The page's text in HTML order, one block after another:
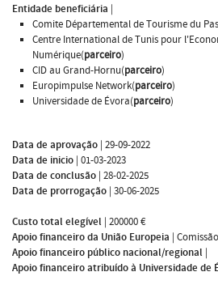
Entidade beneficiária |
Comite Départemental de Tourisme du
Centre International de Tunis pour
Numérique(parceiro)
CID au Grand-Hornu(parceiro)
Europimpulse Network(parceiro)
Universidade de Évora(parceiro)
Data de aprovação | 29-09-2022
Data de inicio | 01-03-2023
Data de conclusão | 28-02-2025
Data de prorrogação | 30-06-2025
Custo total elegível | 200000 €
Apoio financeiro da União Europeia |
Apoio financeiro público nacional/regional |
Apoio financeiro atribuído à Universidade de